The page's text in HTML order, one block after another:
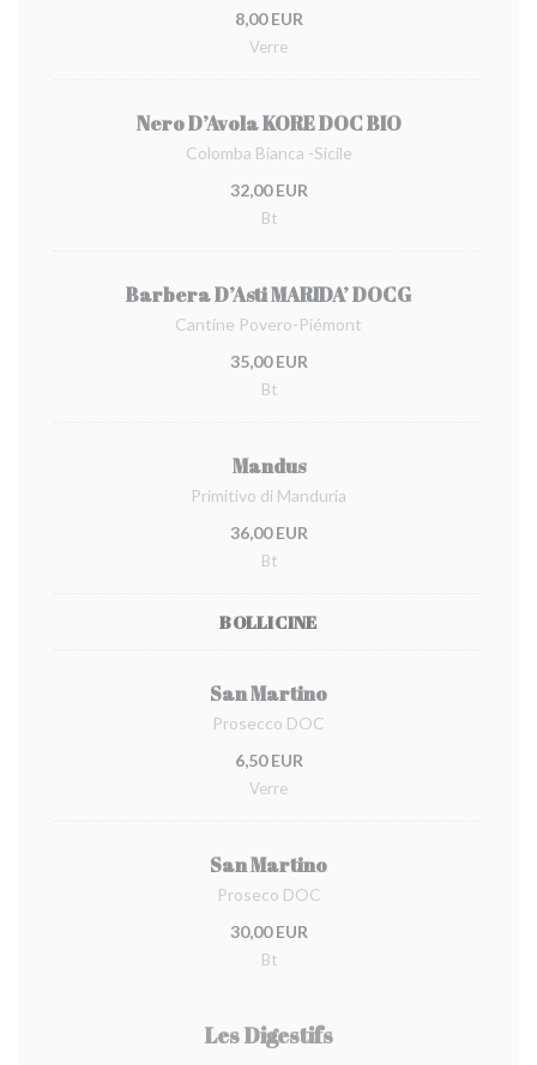
8,00 EUR
Verre
Nero D’Avola KORE DOC BIO
Colomba Bianca -Sicile
32,00 EUR
Bt
Barbera D’Asti MARIDA’ DOCG
Cantine Povero-Piémont
35,00 EUR
Bt
Mandus
Primitivo di Manduria
36,00 EUR
Bt
BOLLICINE
San Martino
Prosecco DOC
6,50 EUR
Verre
San Martino
Proseco DOC
30,00 EUR
Bt
Les Digestifs